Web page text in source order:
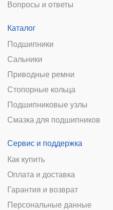
Вопросы и ответы
Каталог
Подшипники
Сальники
Приводные ремни
Стопорные кольца
Подшипниковые узлы
Смазка для подшипников
Сервис и поддержка
Как купить
Оплата и доставка
Гарантия и возврат
Персональные данные